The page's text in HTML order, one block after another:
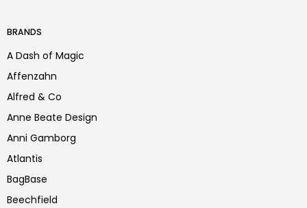
BRANDS
A Dash of Magic
Affenzahn
Alfred & Co
Anne Beate Design
Anni Gamborg
Atlantis
BagBase
Beechfield